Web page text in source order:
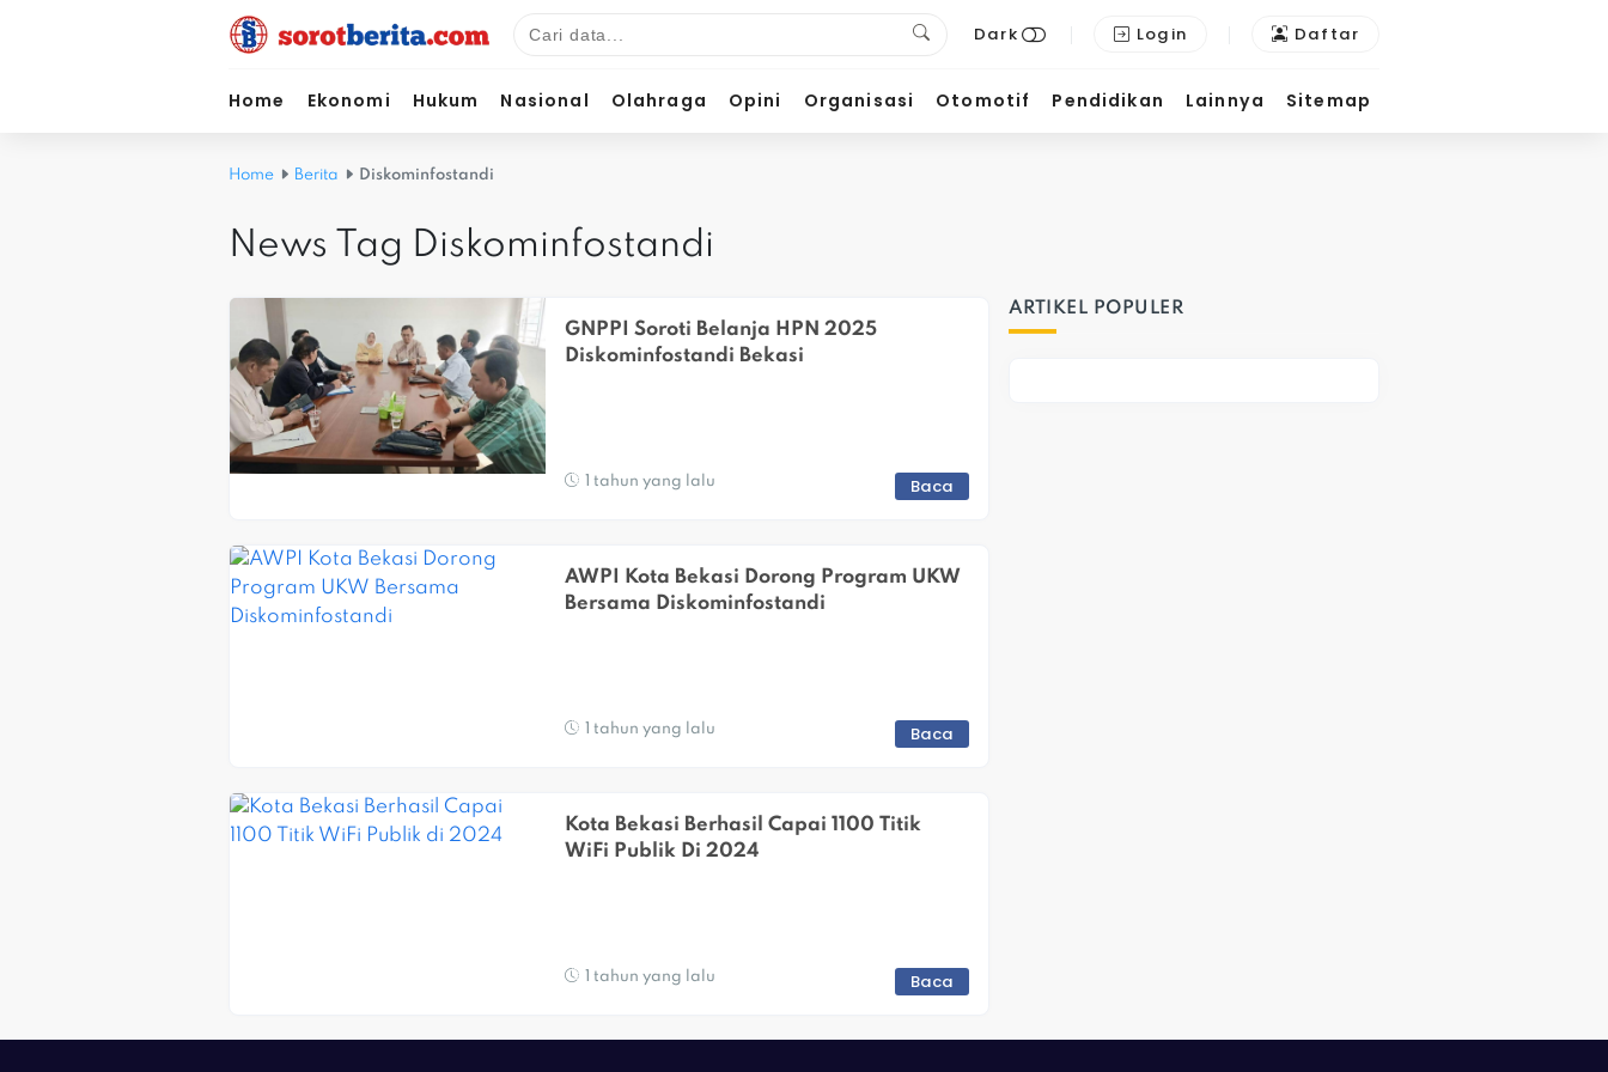
Dark Login Daftar
Home Ekonomi Hukum Nasional Olahraga Opini Organisasi Otomotif Pendidikan Lainnya Sitemap
Home Berita Diskominfostandi
News Tag Diskominfostandi
GNPPI Soroti Belanja HPN 2025
Diskominfostandi Bekasi
1 tahun yang lalu Baca
AWPI Kota Bekasi Dorong Program UKW
Bersama Diskominfostandi
1 tahun yang lalu Baca
Kota Bekasi Berhasil Capai 1100 Titik
WiFi Publik Di 2024
1 tahun yang lalu Baca
ARTIKEL POPULER